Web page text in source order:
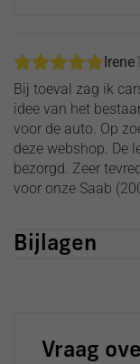
Irene
Bij toeval zag ik
idee van het
voor de auto. Op
deze webshop. De
bezorgd. Zeer
voor onze Saab
Bijlagen
Vraag